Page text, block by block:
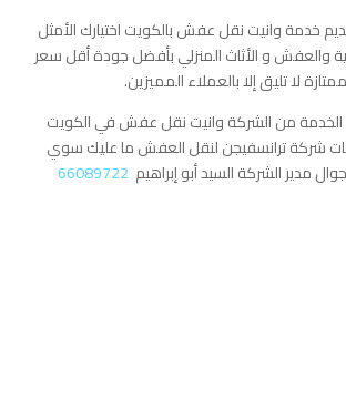
خدمة وانيت نقل عفش بالكويت اختيارك الأمثل
والعفش و الأثاث المنزلي بأفضل جودة أقل سعر
لا تليق إلا بالعملاء المميزين.
الخدمة من الشركة وانيت نقل عفش في الكويت
شركة ترانسفيجن لنقل العفش ما عليك سوي
مدير الشركة السيد أبو إبراهيم 66089722